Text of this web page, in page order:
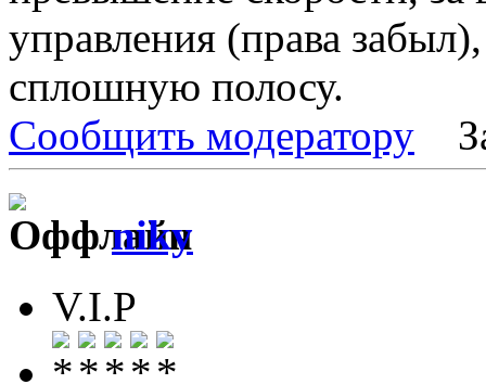
управления (права
сплошную полосу.
Сообщить модератору
niky
V.I.P